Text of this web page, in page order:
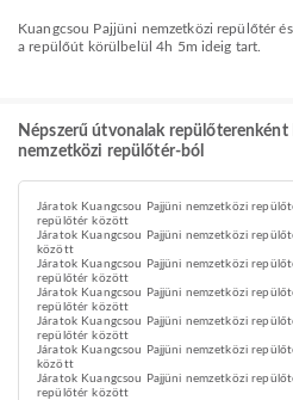
Kuangcsou Pajjüni nemzetközi repülőtér és Szingapúr Changi repülőtér között
a repülőút körülbelül 4h 5m ideig tart.
Népszerű útvonalak
nemzetközi repülőtér-ból
Járatok Kuangcsou Pajjüni nemzetközi
repülőtér között
Járatok Kuangcsou Pajjüni nemzetközi
között
Járatok Kuangcsou Pajjüni nemzetközi
repülőtér között
Járatok Kuangcsou Pajjüni nemzetközi
repülőtér között
Járatok Kuangcsou Pajjüni nemzetközi
repülőtér között
Járatok Kuangcsou Pajjüni nemzetközi
között
Járatok Kuangcsou Pajjüni nemzetközi
repülőtér között